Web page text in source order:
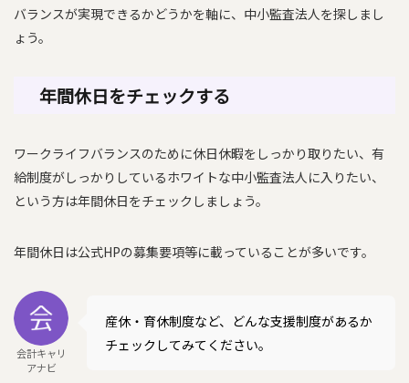
バランスが実現できるかどうかを軸に、中小監査法人を探しまし
ょう。
年間休日をチェックする
ワークライフバランスのために休日休暇をしっかり取りたい、有
給制度がしっかりしているホワイトな中小監査法人に入りたい、
という方は年間休日をチェックしましょう。
年間休日は公式HPの募集要項等に載っていることが多いです。
会計キャリ
アナビ
産休・育休制度など、どんな支援制度があるか
チェックしてみてください。